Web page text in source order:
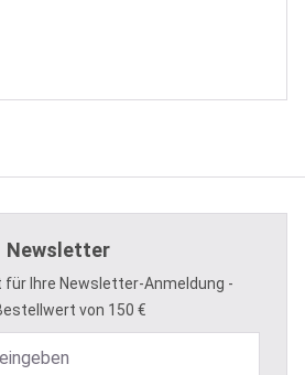
Newsletter
für Ihre Newsletter-Anmeldung -
von 150 €